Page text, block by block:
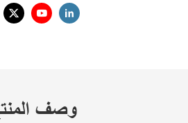
وصف